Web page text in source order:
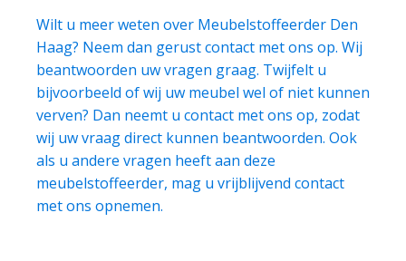
Wilt u meer weten over Meubelstoffeerder Den
Haag? Neem dan gerust contact met ons op. Wij
beantwoorden uw vragen graag. Twijfelt u
bijvoorbeeld of wij uw meubel wel of niet kunnen
verven? Dan neemt u contact met ons op, zodat
wij uw vraag direct kunnen beantwoorden. Ook
als u andere vragen heeft aan deze
meubelstoffeerder, mag u vrijblijvend contact
met ons opnemen.